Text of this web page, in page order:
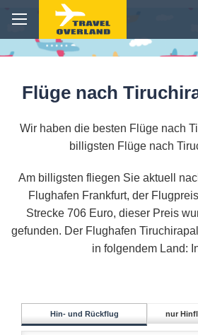
Flüge nach
Wir haben die besten Flüge nach
billigsten Flüge nach
Am billigsten fliegen Sie aktuell
Flughafen Frankfurt, der
Strecke 706 Euro, dieser Preis
gefunden. Der Flughafen
in folgendem Land:
Hin- und Rückflug nur